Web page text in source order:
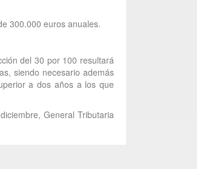
300.000 euros anuales.
del 30 por 100 resultará
siendo necesario además
a dos años a los que
General Tributaria